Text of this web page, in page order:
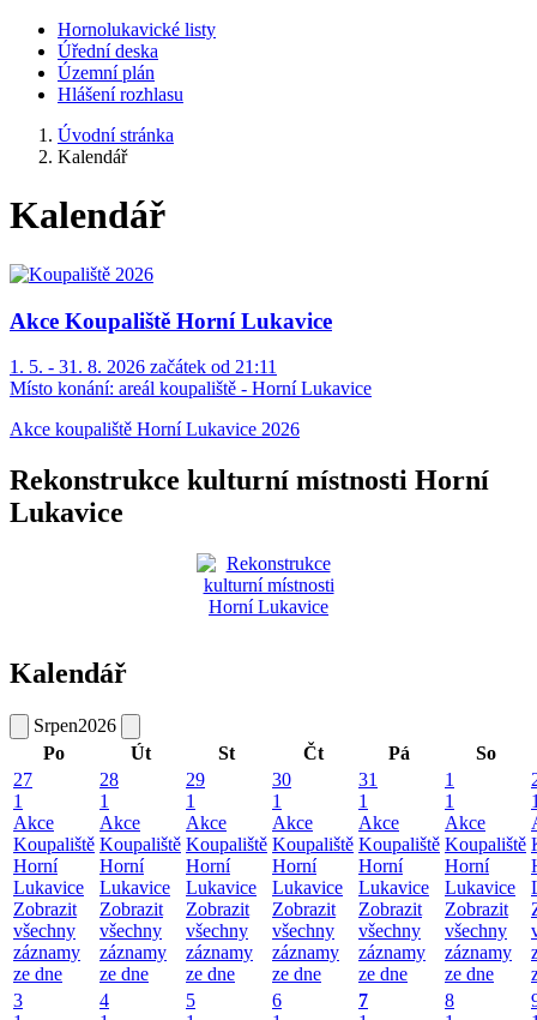
Hornolukavické listy
Úřední deska
Územní plán
Hlášení rozhlasu
Úvodní stránka
Kalendář
Kalendář
Akce Koupaliště Horní Lukavice
1. 5. - 31. 8. 2026 začátek od 21:11
Místo konání: areál koupaliště - Horní Lukavice
Akce koupaliště Horní Lukavice 2026
Rekonstrukce kulturní místnosti Horní
Lukavice
Kalendář
Srpen2026
Po
Út St Čt Pá
So
27
1
Akce
Koupaliště
Horní
Lukavice
Zobrazit
všechny
záznamy
ze dne
28
1
Akce
Koupaliště
Horní
Lukavice
Zobrazit
všechny
záznamy
ze dne
29
1
Akce
Koupaliště
Horní
Lukavice
Zobrazit
všechny
záznamy
ze dne
30
1
Akce
Koupaliště
Horní
Lukavice
Zobrazit
všechny
záznamy
ze dne
31
1
Akce
Koupaliště
Horní
Lukavice
Zobrazit
všechny
záznamy
ze dne
1
1
Akce
Koupaliště
Horní
Lukavice
Zobrazit
všechny
záznamy
ze dne
3
4
5
6
7
8